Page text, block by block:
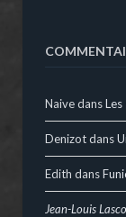
NaivedansLes
Denizotdans
Edith dans
Jean-Louis